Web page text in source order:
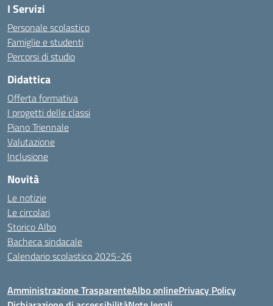
I Servizi
Personale scolastico
Famiglie e studenti
Percorsi di studio
Didattica
Offerta formativa
I progetti delle classi
Piano Triennale
Valutazione
Inclusione
Novità
Le notizie
Le circolari
Storico Albo
Bacheca sindacale
Calendario scolastico 2025-26
Amministrazione TrasparenteAlbo onlinePrivacy Policy